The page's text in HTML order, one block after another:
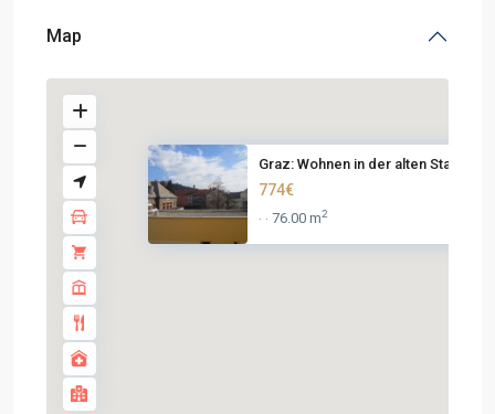
Map
Graz: Wohnen in der alten Sta...
774€
· · 76.00 m2